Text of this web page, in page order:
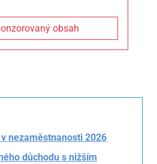
obsah
nezaměstnanosti 2026
důchodu s nižším